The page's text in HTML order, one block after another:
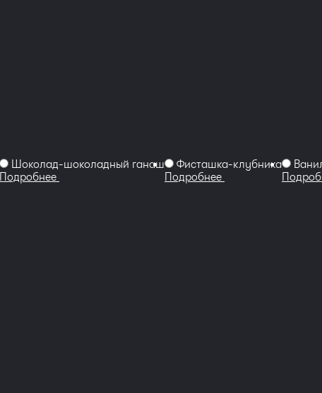
Шоколад-шоколадный ганаш
Подробнее
Фисташка-клубника
Подробнее